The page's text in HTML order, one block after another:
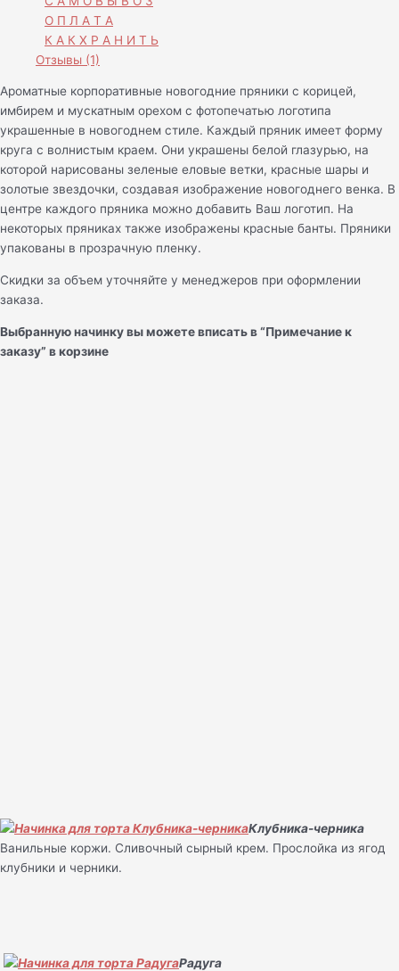
О П Л А Т А
К А К Х Р А Н И Т Ь
Отзывы (1)
Ароматные корпоративные новогодние пряники с корицей,
имбирем и мускатным орехом с фотопечатью логотипа
украшенные в новогоднем стиле. Каждый пряник имеет форму
круга с волнистым краем. Они украшены белой глазурью, на
которой нарисованы зеленые еловые ветки, красные шары и
золотые звездочки, создавая изображение новогоднего венка. В
центре каждого пряника можно добавить Ваш логотип. На
некоторых пряниках также изображены красные банты. Пряники
упакованы в прозрачную пленку.
Скидки за объем уточняйте у менеджеров при оформлении
заказа.
Выбранную начинку вы можете вписать в “Примечание к
заказу” в корзине
Клубника-черника
Ванильные коржи. Сливочный сырный крем. Прослойка из ягод
клубники и черники.
Радуга